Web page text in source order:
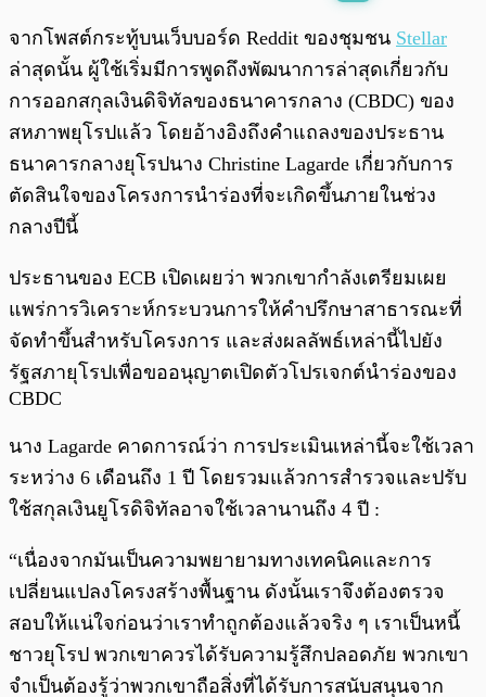
พร้อมเล่น
จากโพสต์กระทู้บนเว็บบอร์ด Reddit ของชุมชน Stellar
ล่าสุดนั้น ผู้ใช้เริ่มมีการพูดถึงพัฒนาการล่าสุดเกี่ยวกับ
การออกสกุลเงินดิจิทัลของธนาคารกลาง (CBDC) ของ
สหภาพยุโรปแล้ว โดยอ้างอิงถึงคำแถลงของประธาน
ธนาคารกลางยุโรปนาง Christine Lagarde เกี่ยวกับการ
ตัดสินใจของโครงการนำร่องที่จะเกิดขึ้นภายในช่วง
กลางปีนี้
ประธานของ ECB เปิดเผยว่า พวกเขากำลังเตรียมเผย
แพร่การวิเคราะห์กระบวนการให้คำปรึกษาสาธารณะที่
จัดทำขึ้นสำหรับโครงการ และส่งผลลัพธ์เหล่านี้ไปยัง
รัฐสภายุโรปเพื่อขออนุญาตเปิดตัวโปรเจกต์นำร่องของ
CBDC
นาง Lagarde คาดการณ์ว่า การประเมินเหล่านี้จะใช้เวลา
ระหว่าง 6 เดือนถึง 1 ปี โดยรวมแล้วการสำรวจและปรับ
ใช้สกุลเงินยูโรดิจิทัลอาจใช้เวลานานถึง 4 ปี :
“เนื่องจากมันเป็นความพยายามทางเทคนิคและการ
เปลี่ยนแปลงโครงสร้างพื้นฐาน ดังนั้นเราจึงต้องตรวจ
สอบให้แน่ใจก่อนว่าเราทำถูกต้องแล้วจริง ๆ เราเป็นหนี้
ชาวยุโรป พวกเขาควรได้รับความรู้สึกปลอดภัย พวกเขา
จำเป็นต้องรู้ว่าพวกเขาถือสิ่งที่ได้รับการสนับสนุนจาก